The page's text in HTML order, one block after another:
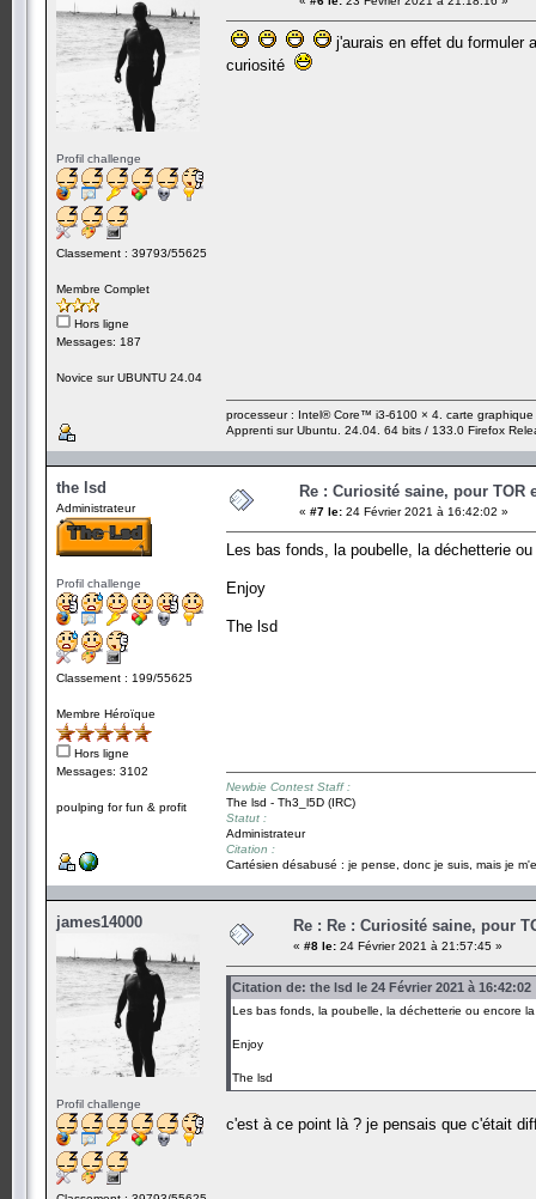
Profil challenge
Classement : 39793/55625
Membre Complet
Hors ligne
Messages: 187
Novice sur UBUNTU 24.04
j'aurais en effet du formuler
curiosité
processeur : Intel® Core™ i3-6100 × 4. carte
Apprenti sur Ubuntu. 24.04. 64 bits / 133.0 Firefox
the lsd
Administrateur
Profil challenge
Classement : 199/55625
Membre Héroïque
Hors ligne
Messages: 3102
poulping for fun & profit
Re : Curiosité saine, pour TOR
« #7 le: 24 Février 2021 à 16:42:02 »
Les bas fonds, la poubelle, la déchetterie
Enjoy
The lsd
Newbie Contest Staff :
The lsd - Th3_l5D (IRC)
Statut :
Administrateur
Citation :
Cartésien désabusé : je pense, donc je suis, mais je
james14000
Profil challenge
Re : Re : Curiosité saine, pour
« #8 le: 24 Février 2021 à 21:57:45 »
Citation de: the lsd le 24 Février 2021 à 16:42:02
Les bas fonds, la poubelle, la déchetterie ou encore
Enjoy
The lsd
c'est à ce point là ? je pensais que c'était